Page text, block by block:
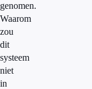
genomen.
Waarom
zou
dit
systeem
niet
in